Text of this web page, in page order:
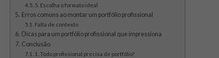
5. Escolha o formato ideal
Erros comuns ao montar um portfólio profissional
Falta de contexto
Dicas para um portfólio profissional que impressiona
Conclusão
1. Todo profissional precisa de portfólio?